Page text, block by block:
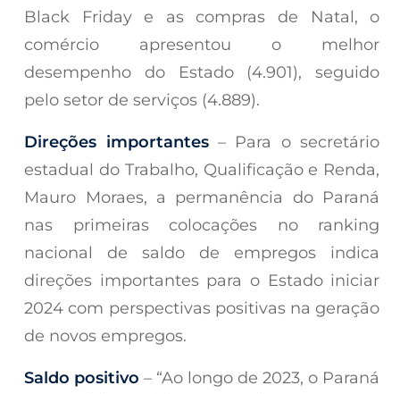
Black Friday e as compras de Natal, o
comércio apresentou o melhor
desempenho do Estado (4.901), seguido
pelo setor de serviços (4.889).
Direções importantes – Para o secretário
estadual do Trabalho, Qualificação e Renda,
Mauro Moraes, a permanência do Paraná
nas primeiras colocações no ranking
nacional de saldo de empregos indica
direções importantes para o Estado iniciar
2024 com perspectivas positivas na geração
de novos empregos.
Saldo positivo– “Ao longo de 2023, o Paraná